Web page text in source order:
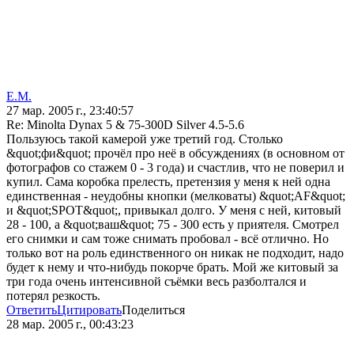
Е.М.
27 мар. 2005 г., 23:40:57
Re: Minolta Dynax 5 & 75-300D Silver 4.5-5.6
Пользуюсь такой камерой уже третий год. Столько
&quot;фи&quot; прочёл про неё в обсуждениях (в основном от
фотографов со стажем 0 - 3 года) и счастлив, что не поверил и
купил. Сама коробка прелесть, претензия у меня к ней одна
единственная - неудобны кнопки (мелковаты) &quot;AF&quot;
и &quot;SPOT&quot;, привыкал долго. У меня с ней, китовый
28 - 100, а &quot;ваш&quot; 75 - 300 есть у приятеля. Смотрел
его снимки и сам тоже снимать пробовал - всё отлично. Но
только вот на роль единственного он никак не подходит, надо
будет к нему и что-нибудь покорче брать. Мой же китовый за
три года очень интенсивной съёмки весь разболтался и
потерял резкость.
ОтветитьЦитироватьПоделиться
28 мар. 2005 г., 00:43:23